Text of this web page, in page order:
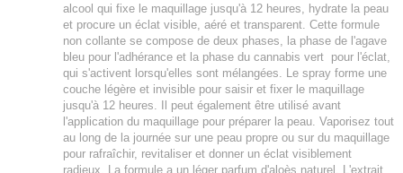
alcool qui fixe le maquillage jusqu'à 12 heures, hydrate la peau
et procure un éclat visible, aéré et transparent. Cette formule
non collante se compose de deux phases, la phase de l'agave
bleu pour l'adhérance et la phase du cannabis vert pour l'éclat,
qui s'activent lorsqu'elles sont mélangées. Le spray forme une
couche légère et invisible pour saisir et fixer le maquillage
jusqu'à 12 heures. Il peut également être utilisé avant
l'application du maquillage pour préparer la peau. Vaporisez tout
au long de la journée sur une peau propre ou sur du maquillage
pour rafraîchir, revitaliser et donner un éclat visiblement
radieux. La formule a un léger parfum d'aloès naturel. L'extrait